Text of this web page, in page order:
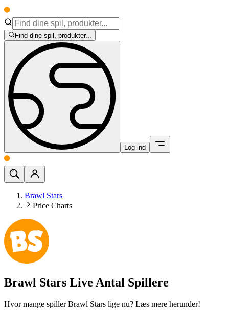
Find dine spil, produkter...
Log ind
Brawl Stars
Price Charts
Brawl Stars Live Antal Spillere
Hvor mange spiller Brawl Stars lige nu? Læs mere herunder!